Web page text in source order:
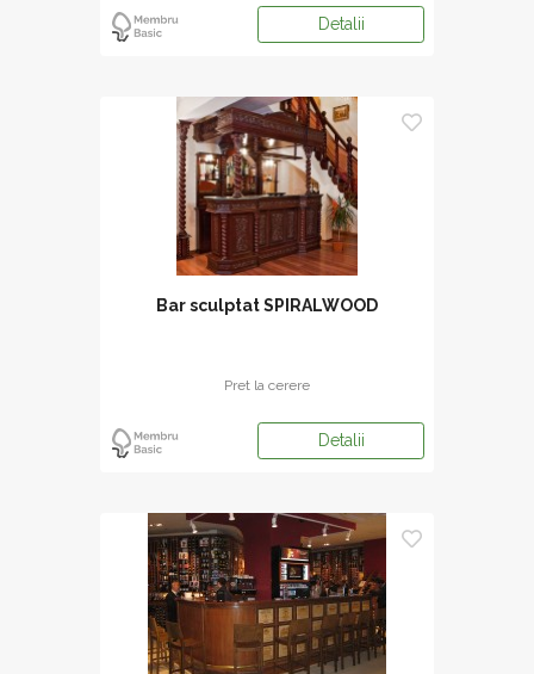
Detalii
Bar sculptat SPIRALWOOD
Pret la cerere
Detalii